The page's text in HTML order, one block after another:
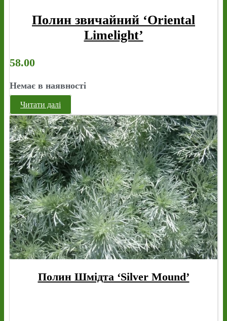
Полин звичайний ‘Oriental
Limelight’
58.00
Немає в наявності
Читати далі
Полин Шмідта ‘Silver Mound’